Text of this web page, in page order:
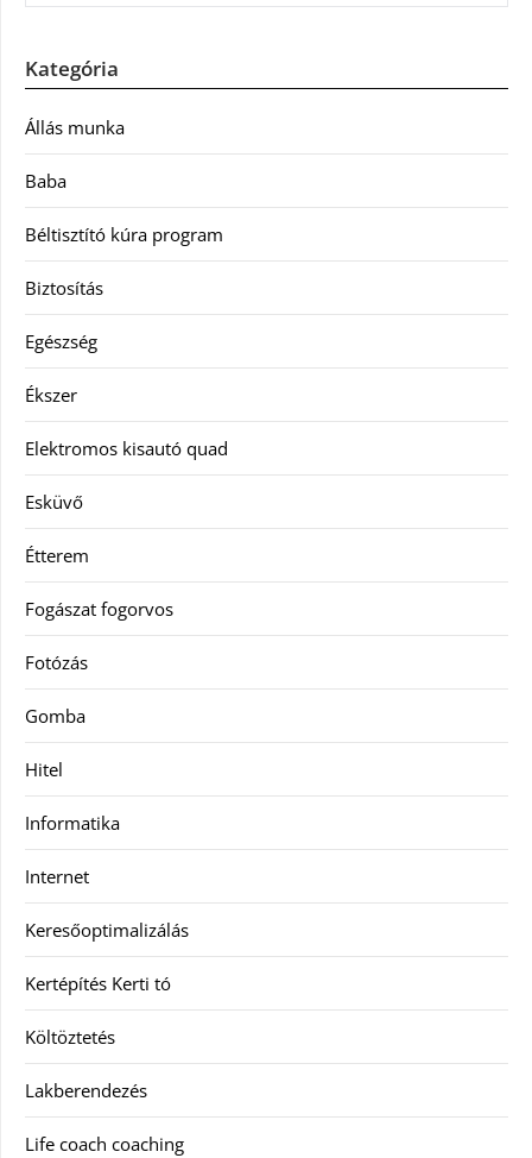
Kategória
Állás munka
Baba
Béltisztító kúra program
Biztosítás
Egészség
Ékszer
Elektromos kisautó quad
Esküvő
Étterem
Fogászat fogorvos
Fotózás
Gomba
Hitel
Informatika
Internet
Keresőoptimalizálás
Kertépítés Kerti tó
Költöztetés
Lakberendezés
Life coach coaching